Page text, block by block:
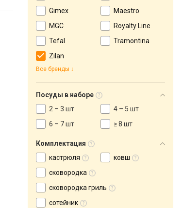
Gimex
Maestro
MGC
Royalty Line
Tefal
Tramontina
Zilan
Все бренды
Посуды в наборе
2 – 3 шт
4 – 5 шт
6 – 7 шт
≥ 8 шт
Комплектация
кастрюля
ковш
сковородка
сковородка гриль
сотейник